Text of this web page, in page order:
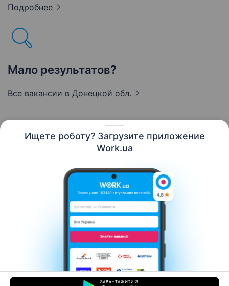
Ищете роботу? Загрузите приложение
Work.ua
Подробнее
Мало результатов?
Все вакансии в Донецкой обл.
Контакты О нас
Карьера
Новости Work.ua
Помощь
Условия использования